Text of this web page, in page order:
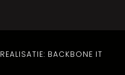
REALISATIE: BACKBONE IT